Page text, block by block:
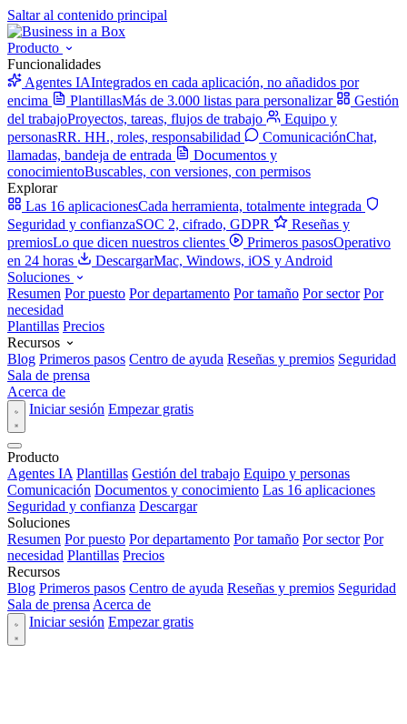
Saltar al contenido principal
Producto
Funcionalidades
Agentes IAIntegrados en cada aplicación, no añadidos por
encima
PlantillasMás de 3.000 listas para personalizar
Gestión
del trabajoProyectos, tareas, flujos de trabajo
Equipo y
personasRR. HH., roles, responsabilidad ComunicaciónChat,
llamadas, bandeja de entrada
Documentos y
conocimientoBuscables, con versiones, con permisos
Explorar
Las 16 aplicacionesCada herramienta, totalmente integrada
Seguridad y confianzaSOC 2, cifrado, GDPR
Reseñas y
premiosLo que dicen nuestros clientes Primeros pasosOperativo
en 24 horas
DescargarMac, Windows, iOS y Android
Soluciones
Resumen Por puesto Por departamento Por tamaño Por sector Por
necesidad
Plantillas Precios
Recursos
Blog Primeros pasos Centro de ayuda Reseñas y premios Seguridad
Sala de prensa
Acerca de
Iniciar sesión Empezar gratis
Producto
Agentes IA Plantillas Gestión del trabajo Equipo y personas
Comunicación Documentos y conocimiento Las 16 aplicaciones
Seguridad y confianza Descargar
Soluciones
Resumen Por puesto Por departamento Por tamaño Por sector Por
necesidad Plantillas Precios
Recursos
Blog Primeros pasos Centro de ayuda Reseñas y premios Seguridad
Sala de prensa Acerca de
Iniciar sesión Empezar gratis